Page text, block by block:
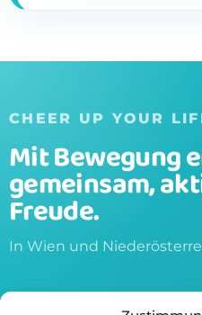
CHEER UP YOUR
Mit Bewegung
gemeinsam,
Freude.
In Wien und
Startseite